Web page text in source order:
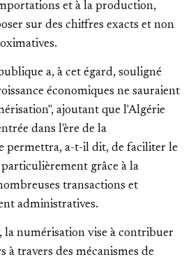
et à la production,
sur des chiffres exacts et non
a, à cet égard, souligné
économiques ne sauraient
ajoutant que l'Algérie
dans l'ère de la
permettra, a-t-il dit, de faciliter le
grâce à la
transactions et
administratives.
la numérisation vise à contribuer
à travers des mécanismes de